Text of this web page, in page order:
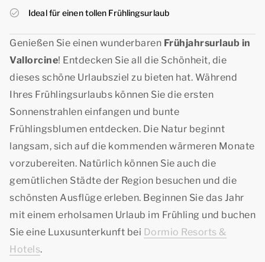
Ideal für einen tollen Frühlingsurlaub
Genießen Sie einen wunderbaren Frühjahrsurlaub in
Vallorcine! Entdecken Sie all die Schönheit, die
dieses schöne Urlaubsziel zu bieten hat. Während
Ihres Frühlingsurlaubs können Sie die ersten
Sonnenstrahlen einfangen und bunte
Frühlingsblumen entdecken. Die Natur beginnt
langsam, sich auf die kommenden wärmeren Monate
vorzubereiten. Natürlich können Sie auch die
gemütlichen Städte der Region besuchen und die
schönsten Ausflüge erleben. Beginnen Sie das Jahr
mit einem erholsamen Urlaub im Frühling und buchen
Sie eine Luxusunterkunft bei Dormio Resorts &
Hotels.